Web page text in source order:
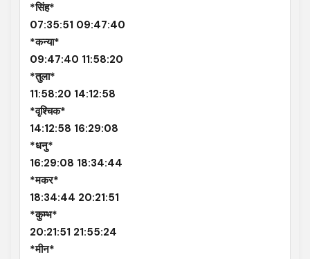
*सिंह*
07:35:51 09:47:40
*कन्या*
09:47:40 11:58:20
*तुला*
11:58:20 14:12:58
*वृश्चिक*
14:12:58 16:29:08
*धनु*
16:29:08 18:34:44
*मकर*
18:34:44 20:21:51
*कुम्भ*
20:21:51 21:55:24
*मीन*